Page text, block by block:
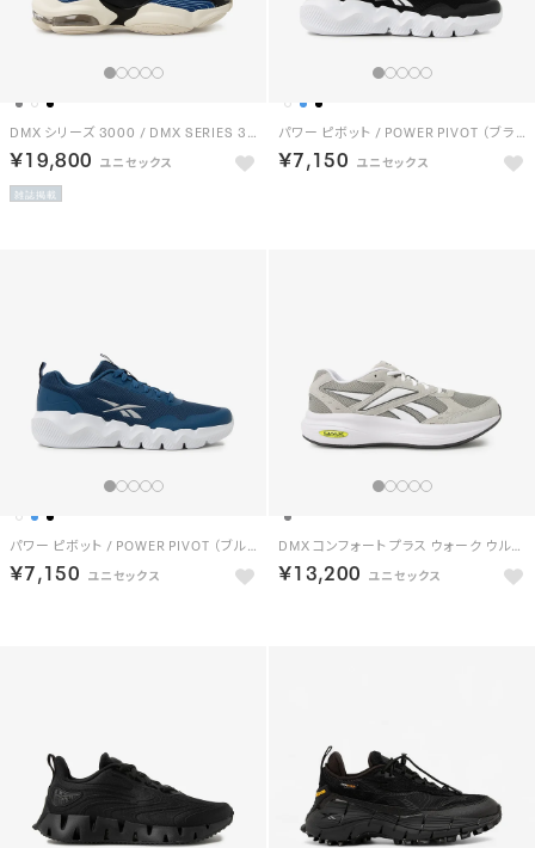
DMX シリーズ 3000 / DMX SERIES 3000 （チョーク/ブルー）
￥19,800
雑誌掲載
パワー ピボット / POWER PIVOT （ブラック）
￥7,150
パワー ピボット / POWER PIVOT （ブルー）
￥7,150
DMX コンフォート プラス ウォーク ウルトラ / DMX COMFORT + WALK ULTRA （グレー/ホワイト）
￥13,200